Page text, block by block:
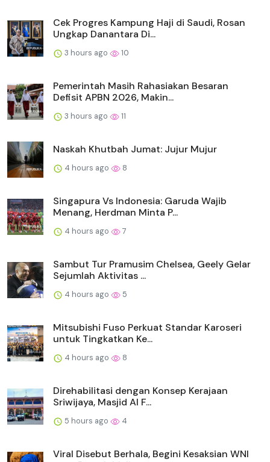
Cek Progres Kampung Haji di Saudi, Rosan
Ungkap Danantara Di...
3 hours ago 10
Pemerintah Masih Rahasiakan Besaran
Defisit APBN 2026, Makin...
3 hours ago 11
Naskah Khutbah Jumat: Jujur Mujur
4 hours ago 8
Singapura Vs Indonesia: Garuda Wajib
Menang, Herdman Minta P...
4 hours ago 7
Sambut Tur Pramusim Chelsea, Geely Gelar
Sejumlah Aktivitas ...
4 hours ago 5
Mitsubishi Fuso Perkuat Standar Karoseri
untuk Tingkatkan Ke...
4 hours ago 8
Direhabilitasi dengan Konsep Kerajaan
Sriwijaya, Masjid Al F...
5 hours ago 4
Viral Disebut Berhala, Begini Kesaksian WNI